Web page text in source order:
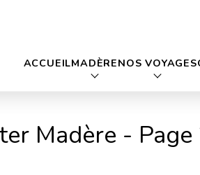
ACCUEILMADÈRENOS VOYAGES
Madère - Page